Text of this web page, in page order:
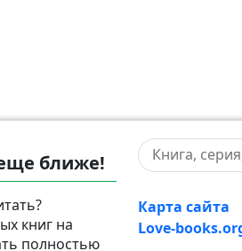
ближе!
книг на
полностью
Карта сайта
Love-